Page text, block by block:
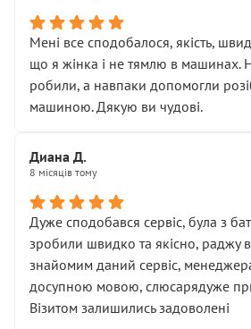
Мені все сподобалося, якість,
що я жінка і не тямлю в машинах.
робили, а навпаки допомогли
машиною. Дякую ви чудові.
Диана Д.
8 місяців тому
Дуже сподобався сервіс, була з
зробили швидко та якісно, раджу
знайомим даний сервіс,
досупною мовою, слюсарядуже
Візитом залишились задоволені